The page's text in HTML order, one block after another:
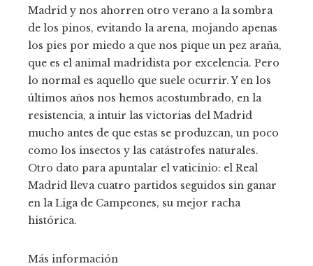
Madrid y nos ahorren otro verano a la sombra
de los pinos, evitando la arena, mojando apenas
los pies por miedo a que nos pique un pez araña,
que es el animal madridista por excelencia. Pero
lo normal es aquello que suele ocurrir. Y en los
últimos años nos hemos acostumbrado, en la
resistencia, a intuir las victorias del Madrid
mucho antes de que estas se produzcan, un poco
como los insectos y las catástrofes naturales.
Otro dato para apuntalar el vaticinio: el Real
Madrid lleva cuatro partidos seguidos sin ganar
en la Liga de Campeones, su mejor racha
histórica.
Más información